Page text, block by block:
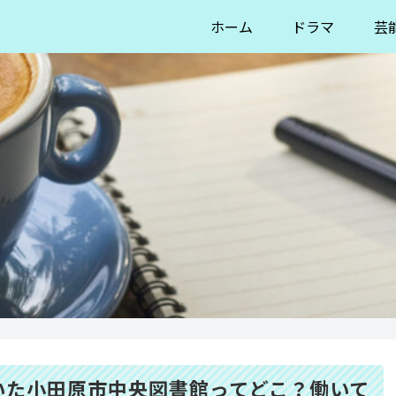
ホーム ドラマ 芸
小田原市中央図書館ってどこ？働いて